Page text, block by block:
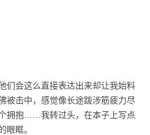
们会这么直接表达出来却让我始料
被击中，感觉像长途跋涉筋疲力尽
拥抱……我转过头，在本子上写点
眼眶。